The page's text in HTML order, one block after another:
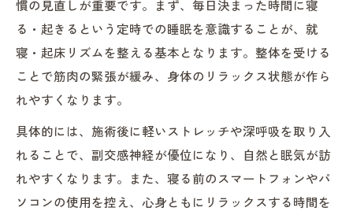
慣の見直しが重要です。まず、毎日決まった時間に寝
る・起きるという定時での睡眠を意識することが、就
寝・起床リズムを整える基本となります。整体を受ける
ことで筋肉の緊張が緩み、身体のリラックス状態が作ら
れやすくなります。
具体的には、施術後に軽いストレッチや深呼吸を取り入
れることで、副交感神経が優位になり、自然と眠気が訪
れやすくなります。また、寝る前のスマートフォンやパ
ソコンの使用を控え、心身ともにリラックスする時間を